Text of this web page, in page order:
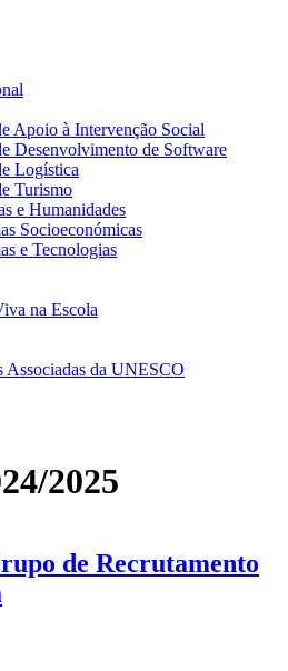
Apoio à Intervenção Social
Desenvolvimento de Software
Logística
Turismo
e Humanidades
Socioeconómicas
e Tecnologias
na Escola
Associadas da UNESCO
2025
de Recrutamento